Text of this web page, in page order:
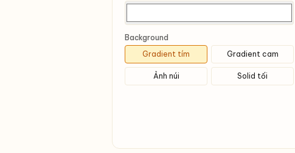
Background
Gradient tím
Gradient cam
Ảnh núi Solid tối